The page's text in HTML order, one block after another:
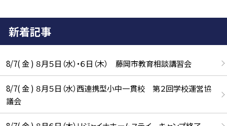
新着記事
8/7( 金 ) ８月５日（水）・６日（木） 藤岡市教育相談講習会
8/7( 金 ) ８月５日（水）西連携型小中一貫校 第２回学校運営協
議会